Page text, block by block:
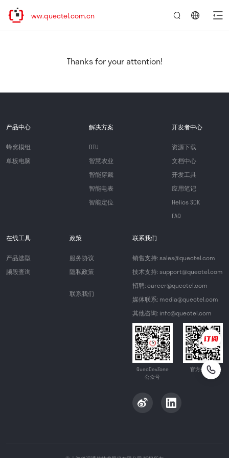
www.quectel.com.cn
Thanks for your attention!
产品中心
蜂窝模组
单板电脑
解决方案
DTU
智慧农业
智能穿戴
智能电表
智能定位
开发者中心
资源下载
文档中心
开发工具
应用笔记
Helios SDK
FAQ
在线工具
产品选型
频段查询
政策
服务协议
隐私政策
联系我们
联系我们
销售支持: sales@quectel.com
技术支持: support@quectel.com
招聘: career@quectel.com
媒体联系: media@quectel.com
其他咨询: info@quectel.com
QuecDevZone
公众号
官方公众号